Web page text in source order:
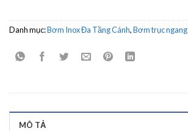
Danh mục:Bơm Inox Đa Tầng Cánh,Bơm trục ngang
MÔ TẢ